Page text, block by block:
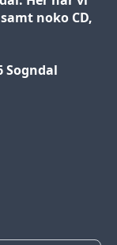
noko CD,
Sogndal